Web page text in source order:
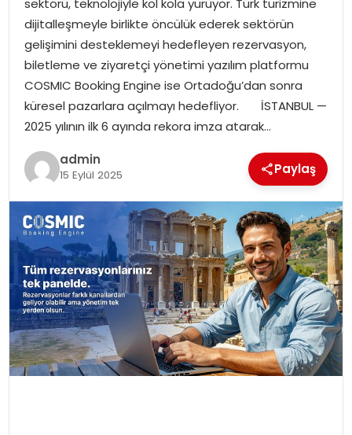
SAĞLIK
SIYASET
SPOR
TEKNOLOJI
dijitalleşmeyle birlikte öncülük ederek sektörün
gelişimini desteklemeyi hedefleyen rezervasyon,
biletleme ve ziyaretçi yönetimi yazılım platformu
COSMIC Booking Engine ise Ortadoğu’dan sonra
küresel pazarlara açılmayı hedefliyor. İSTANBUL —
2025 yılının ilk 6 ayında rekora imza atarak…
admin
15 Eylül 2025 Paylaş